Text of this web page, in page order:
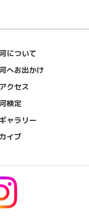
について
へお出かけ
クセス
検定
ャラリー
イブ